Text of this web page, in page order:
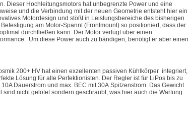
Dieser Hochleitungsmotors hat unbegrenzte Power und eine
und die Verbindung mit der neuen Geometrie entsteht hier ein
Motordesign und stößt in Leistungsbereiche des bisherigen
am Motor-Spannt (Frontmount) so positioniert, dass der
durchfließen kann. Der Motor verfügt über einen
Um diese Power auch zu bändigen, benötigt er aber einen
200+ HV hat einen exzellenten passiven Kühlkörper integriert,
Lösung für alle Perfektionisten. Der Regler ist für LiPos bis zu
Dauerstrom und max. BEC mit 30A Spitzenstrom. Das Gewicht
nicht gelötet sondern geschraubt, was hier auch die Wartung